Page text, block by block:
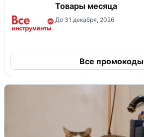
Товары месяца
До 31 декабря, 2026
Все промокоды